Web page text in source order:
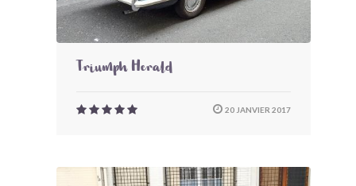
Triumph Herald
20 JANVIER 2017